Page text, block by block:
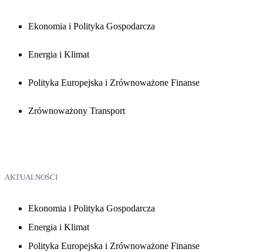
Ekonomia i Polityka Gospodarcza
Energia i Klimat
Polityka Europejska i Zrównoważone Finanse
Zrównoważony Transport
AKTUALNOŚCI
Ekonomia i Polityka Gospodarcza
Energia i Klimat
Polityka Europejska i Zrównoważone Finanse